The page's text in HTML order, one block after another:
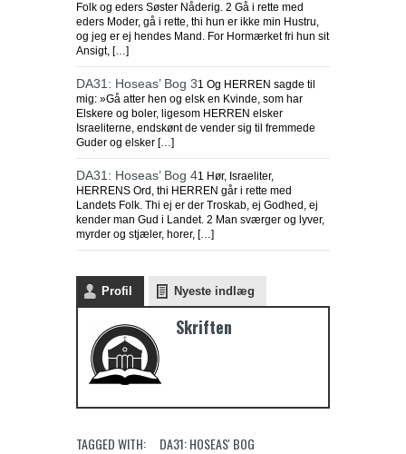
Folk og eders Søster Nåderig. 2 Gå i rette med
eders Moder, gå i rette, thi hun er ikke min Hustru,
og jeg er ej hendes Mand. For Hormærket fri hun sit
Ansigt, […]
DA31: Hoseas’ Bog 31 Og HERREN sagde til
mig: »Gå atter hen og elsk en Kvinde, som har
Elskere og boler, ligesom HERREN elsker
Israeliterne, endskønt de vender sig til fremmede
Guder og elsker […]
DA31: Hoseas’ Bog 41 Hør, Israeliter,
HERRENS Ord, thi HERREN går i rette med
Landets Folk. Thi ej er der Troskab, ej Godhed, ej
kender man Gud i Landet. 2 Man sværger og lyver,
myrder og stjæler, horer, […]
Profil Nyeste indlæg
Skriften
TAGGED WITH: DA31: HOSEAS' BOG